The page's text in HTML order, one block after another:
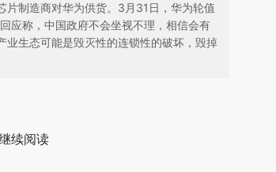
片制造商对华为供货。3月31日，华为轮值
应称，中国政府不会坐视不理，相信会有
生态可能是毁灭性的连锁性的破坏，毁掉
观点和立场。推荐点击链接阅读原
续阅读